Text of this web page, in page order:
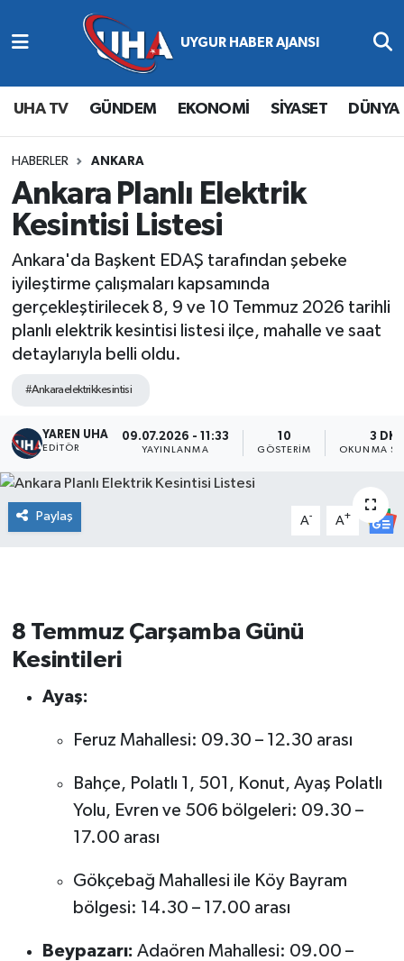
UHA TV GÜNDEM EKONOMİ SİYASET DÜNYA
HABERLER ANKARA
Ankara Planlı Elektrik
Kesintisi Listesi
Ankara'da Başkent EDAŞ tarafından şebeke
iyileştirme çalışmaları kapsamında
gerçekleştirilecek 8, 9 ve 10 Temmuz 2026 tarihli
planlı elektrik kesintisi listesi ilçe, mahalle ve saat
detaylarıyla belli oldu.
#Ankaraelektrikkesintisi
YAREN UHA
EDITÖR
09.07.2026 - 11:33
YAYINLANMA
10
GÖSTERIM
3 DK
OKUNMA
Paylaş A- A+
8 Temmuz Çarşamba Günü
Kesintileri
Ayaş:
Feruz Mahallesi: 09.30 – 12.30 arası
Bahçe, Polatlı 1, 501, Konut, Ayaş Polatlı
Yolu, Evren ve 506 bölgeleri: 09.30 –
17.00 arası
Gökçebağ Mahallesi ile Köy Bayram
bölgesi: 14.30 – 17.00 arası
Beypazarı: Adaören Mahallesi: 09.00 –
Abone Ol
Gündem
Ekonomi
Magazin
Siyaset
Spor
Yaşam
Nöbetçi Eczaneler
Hava Durumu
Namaz Vakitleri
Trafik Durumu
Süper Lig Puan Durumu ve Fikstür
Tüm Manşetler
Son Dakika Haberleri
Haber Arşivi